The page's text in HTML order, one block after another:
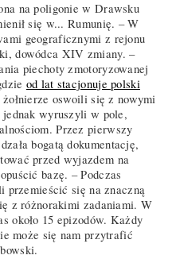
na poligonie w Drawsku
się w... Rumunię. – W
geograficznymi z rejonu
dowódca XIV zmiany. –
piechoty zmotoryzowanej
od lat stacjonuje polski
oswoili się z nowymi
wyruszyli w pole,
Przez pierwszy
bogatą dokumentację,
przed wyjazdem na
bazę. – Podczas
przemieścić się na znaczną
z różnorakimi zadaniami. W
około 15 epizodów. Każdy
może się nam przytrafić